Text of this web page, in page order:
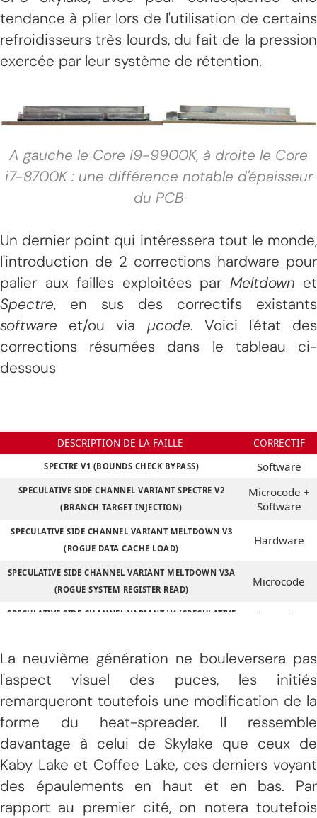
tendance à plier lors de l'utilisation de certains
refroidisseurs très lourds, du fait de la pression
exercée par leur système de rétention.
A gauche le Core i9-9900K, à droite le Core
i7-8700K : une différence notable d'épaisseur
du PCB
Un dernier point qui intéressera tout le monde,
l'introduction de 2 corrections hardware pour
palier aux failles exploitées par Meltdown et
Spectre, en sus des correctifs existants
software et/ou via µcode. Voici l'état des
corrections résumées dans le tableau ci-
dessous
DESCRIPTION DE LA FAILLE CORRECTIF
SPECTRE V1 (BOUNDS CHECK BYPASS) Software
SPECULATIVE SIDE CHANNEL VARIANT SPECTRE V2
(BRANCH TARGET INJECTION)
Microcode +
Software
SPECULATIVE SIDE CHANNEL VARIANT MELTDOWN V3
(ROGUE DATA CACHE LOAD)
Hardware
SPECULATIVE SIDE CHANNEL VARIANT MELTDOWN V3A
(ROGUE SYSTEM REGISTER READ)
Microcode
SPECULATIVE SIDE CHANNEL VARIANT V4 (SPECULATIVE
Microcode +
SPECULATIVE SIDE CHANNEL VARIANT V5 (L1 TERMINAL
FAULT)
Hardware
La neuvième génération ne bouleversera pas
l'aspect visuel des puces, les initiés
remarqueront toutefois une modification de la
forme du heat-spreader. Il ressemble
davantage à celui de Skylake que ceux de
Kaby Lake et Coffee Lake, ces derniers voyant
des épaulements en haut et en bas. Par
rapport au premier cité, on notera toutefois